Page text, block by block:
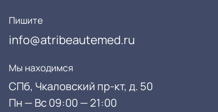
Пишите
info@atribeautemed.ru
Мы находимся
СПб, Чкаловский пр-кт, д. 50
Пн — Вс 09:00 — 21:00